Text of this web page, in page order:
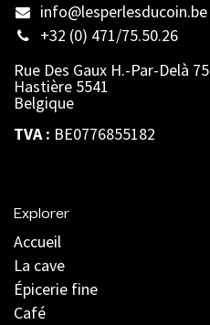
info@lesperlesducoin.be​
+32 (0) 471/75.50.26
Rue Des Gaux H.-Par-Delà 75
Hastière 5541
Belgique
TVA : BE0776855182
Explorer
Accueil
La cave
Épicerie fine
Café